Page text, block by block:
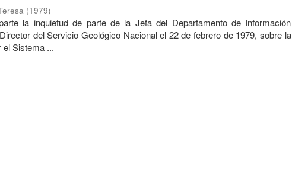
(1979)
la inquietud de parte de la Jefa del Departamento de Información
del Servicio Geológico Nacional el 22 de febrero de 1979, sobre la
el Sistema ...